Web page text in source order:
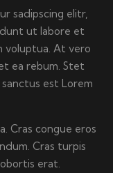
sadipscing elitr,
ut labore et
voluptua. At vero
ea rebum. Stet
est Lorem
Cras congue eros
Cras turpis
erat.